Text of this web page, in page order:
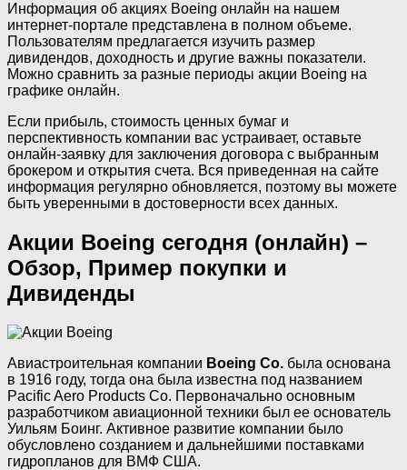
Информация об акциях Boeing онлайн на нашем
интернет-портале представлена в полном объеме.
Пользователям предлагается изучить размер
дивидендов, доходность и другие важны показатели.
Можно сравнить за разные периоды акции Boeing на
графике онлайн.
Если прибыль, стоимость ценных бумаг и
перспективность компании вас устраивает, оставьте
онлайн-заявку для заключения договора с выбранным
брокером и открытия счета. Вся приведенная на сайте
информация регулярно обновляется, поэтому вы можете
быть уверенными в достоверности всех данных.
Акции Boeing сегодня (онлайн) –
Обзор, Пример покупки и
Дивиденды
Авиастроительная компании Boeing Co. была основана
в 1916 году, тогда она была известна под названием
Pacific Aero Products Co. Первоначально основным
разработчиком авиационной техники был ее основатель
Уильям Боинг. Активное развитие компании было
обусловлено созданием и дальнейшими поставками
гидропланов для ВМФ США.